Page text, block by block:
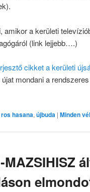
amikor a kerületi
(link lejjebb….)
cikket a kerületi
mondani a
ros hasana, újbuda | Minden